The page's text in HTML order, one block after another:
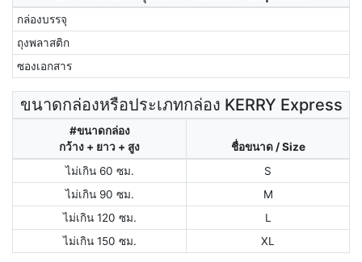
กล่องบรรจุ
ถุงพลาสติก
ซองเอกสาร
ขนาดกล่องหรือประเภทกล่อง KERRY Express
#ขนาดกล่อง
กว้าง + ยาว + สูง
ชื่อขนาด / Size
ไม่เกิน 60 ซม.
S
ไม่เกิน 90 ซม.
M
ไม่เกิน 120 ซม.
L
ไม่เกิน 150 ซม.
XL